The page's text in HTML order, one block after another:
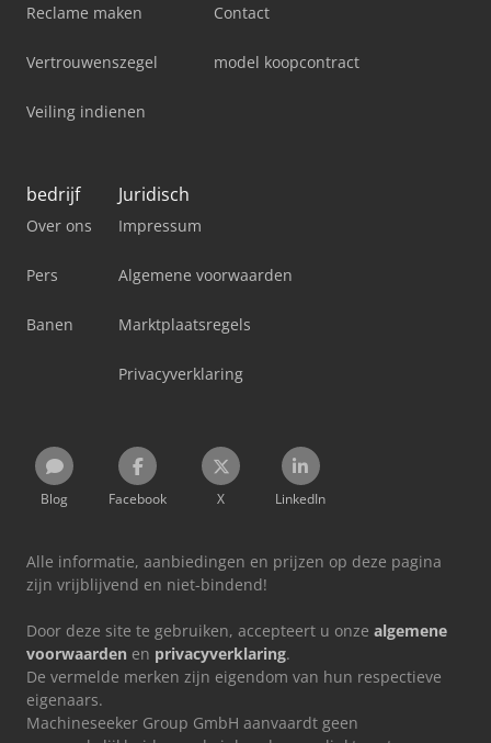
Reclame maken
Vertrouwenszegel
Veiling indienen
Contact
model koopcontract
bedrijf
Over ons
Pers
Banen
Juridisch
Impressum
Algemene voorwaarden
Marktplaatsregels
Privacyverklaring
Blog Facebook X LinkedIn
Alle informatie, aanbiedingen en prijzen op deze pagina
zijn vrijblijvend en niet-bindend!
Door deze site te gebruiken, accepteert u onze algemene
voorwaarden en privacyverklaring.
De vermelde merken zijn eigendom van hun respectieve
eigenaars.
Machineseeker Group GmbH aanvaardt geen